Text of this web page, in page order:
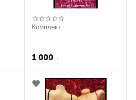
Комплект
1 000 ₸